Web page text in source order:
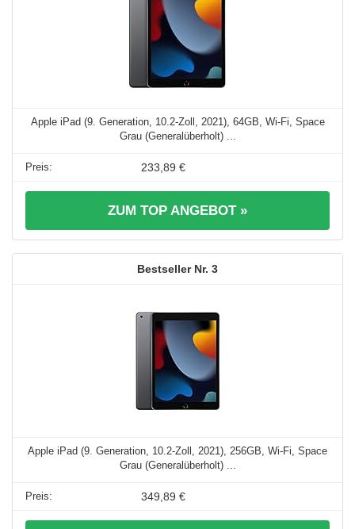
Apple iPad (9. Generation, 10.2-Zoll, 2021), 64GB, Wi-Fi, Space
Grau (Generalüberholt) ...
233,89 €
ZUM TOP ANGEBOT »
3
Apple iPad (9. Generation, 10.2-Zoll, 2021), 256GB, Wi-Fi, Space
Grau (Generalüberholt) ...
349,89 €